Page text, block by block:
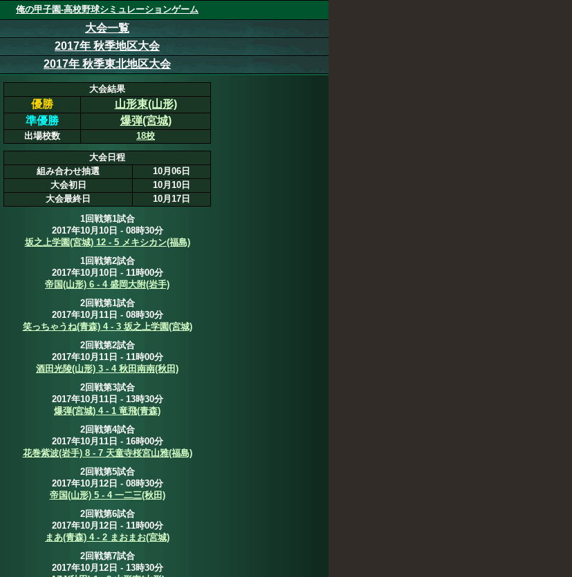
俺の甲子園-高校野球シミュレーションゲーム
大会一覧
2017年 秋季地区大会
2017年 秋季東北地区大会
大会結果
優勝
山形東(山形)
準優勝
爆弾(宮城)
出場校数 18校
大会日程
組み合わせ抽選
10月06日
大会初日
10月10日
大会最終日
10月17日
1回戦第1試合
2017年10月10日 - 08時30分
坂之上学園(宮城) 12 - 5 メキシカン(福島)
1回戦第2試合
2017年10月10日 - 11時00分
帝国(山形) 6 - 4 盛岡大附(岩手)
2回戦第1試合
2017年10月11日 - 08時30分
笑っちゃうね(青森) 4 - 3 坂之上学園(宮城)
2回戦第2試合
2017年10月11日 - 11時00分
酒田光陵(山形) 3 - 4 秋田南南(秋田)
2回戦第3試合
2017年10月11日 - 13時30分
爆弾(宮城) 4 - 1 竜飛(青森)
2回戦第4試合
2017年10月11日 - 16時00分
花巻紫波(岩手) 8 - 7 天童寺桜宮山雅(福島)
2回戦第5試合
2017年10月12日 - 08時30分
帝国(山形) 5 - 4 一二三(秋田)
2回戦第6試合
2017年10月12日 - 11時00分
まあ(青森) 4 - 2 まおまお(宮城)
2回戦第7試合
2017年10月12日 - 13時30分